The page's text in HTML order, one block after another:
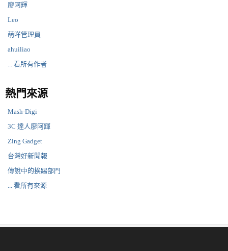
廖阿輝
Leo
萌咩管理員
ahuiliao
... 看所有作者
熱門來源
Mash-Digi
3C 達人廖阿輝
Zing Gadget
台灣好新聞報
傳說中的挨踢部門
... 看所有來源